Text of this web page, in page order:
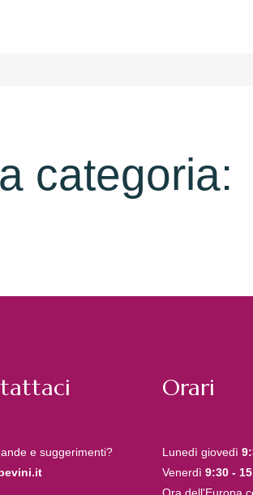
categoria:
e suggerimenti?
Orari
Lunedì giovedì
Venerdì 9:30 -
Ora dell'Europa